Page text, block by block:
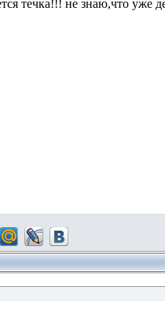
течка!!! не знаю,что уже